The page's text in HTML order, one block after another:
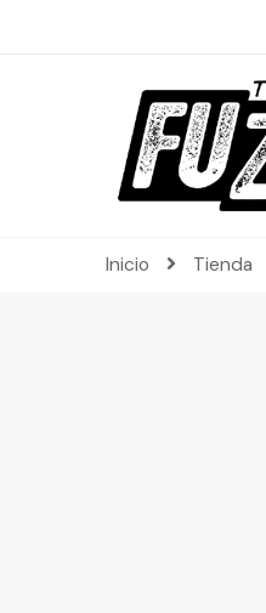
Inicio Tienda